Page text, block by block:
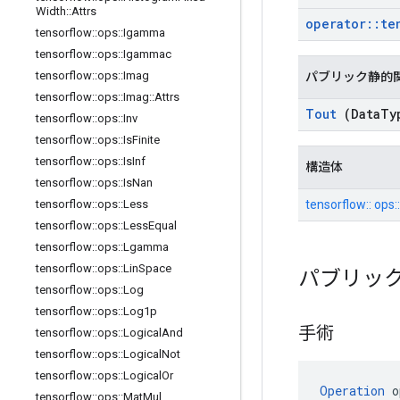
Width::Attrs
tensorflow::ops::Igamma
tensorflow::ops::Igammac
tensorflow::ops::Imag
tensorflow::ops::Imag::Attrs
tensorflow::ops::Inv
tensorflow::ops::IsFinite
tensorflow::ops::IsInf
tensorflow::ops::IsNan
tensorflow::ops::Less
tensorflow::ops::LessEqual
tensorflow::ops::Lgamma
tensorflow::ops::LinSpace
tensorflow::ops::Log
tensorflow::ops::Log1p
tensorflow::ops::Logical And
tensorflow::ops::Logical Not
tensorflow::ops::Logical Or
tensorflow::ops::MatMul
operator::
パブリック静的
Tout (Data
構造体
tensorflow::
パブリッ
手術
Operation